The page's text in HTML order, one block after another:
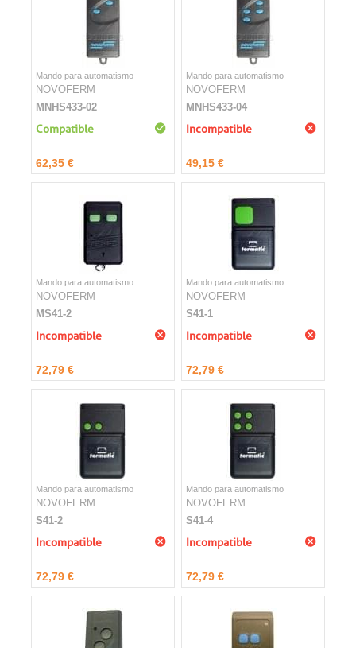
Mando para automatismo
NOVOFERM
MNHS433-02
Compatible
62,35 €
Mando para automatismo
NOVOFERM
MNHS433-04
Incompatible
49,15 €
Mando para automatismo
NOVOFERM
MS41-2
Incompatible
72,79 €
Mando para automatismo
NOVOFERM
S41-1
Incompatible
72,79 €
Mando para automatismo
NOVOFERM
S41-2
Incompatible
72,79 €
Mando para automatismo
NOVOFERM
S41-4
Incompatible
72,79 €